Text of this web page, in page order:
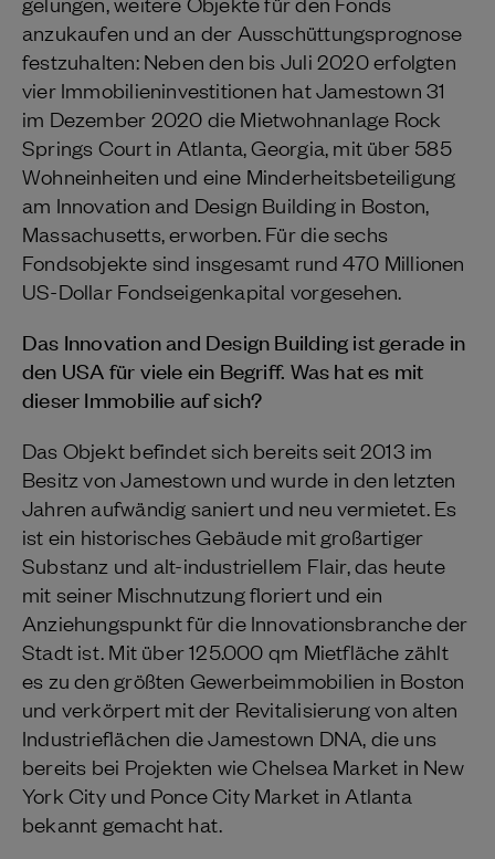
anzukaufen und an der Ausschüttungsprognose
festzuhalten: Neben den bis Juli 2020 erfolgten
vier Immobilieninvestitionen hat Jamestown 31
im Dezember 2020 die Mietwohnanlage Rock
Springs Court in Atlanta, Georgia, mit über 585
Wohneinheiten und eine Minderheitsbeteiligung
am Innovation and Design Building in Boston,
Massachusetts, erworben. Für die sechs
Fondsobjekte sind insgesamt rund 470 Millionen
US-Dollar Fondseigenkapital vorgesehen.
Das Innovation and Design Building ist gerade in
den USA für viele ein Begriff. Was hat es mit
dieser Immobilie auf sich?
Das Objekt befindet sich bereits seit 2013 im
Besitz von Jamestown und wurde in den letzten
Jahren aufwändig saniert und neu vermietet. Es
ist ein historisches Gebäude mit großartiger
Substanz und alt-industriellem Flair, das heute
mit seiner Mischnutzung floriert und ein
Anziehungspunkt für die Innovationsbranche der
Stadt ist. Mit über 125.000 qm Mietfläche zählt
es zu den größten Gewerbeimmobilien in Boston
und verkörpert mit der Revitalisierung von alten
Industrieflächen die Jamestown DNA, die uns
bereits bei Projekten wie Chelsea Market in New
York City und Ponce City Market in Atlanta
bekannt gemacht hat.